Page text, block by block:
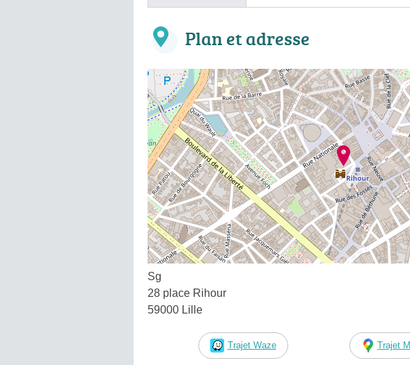
Plan et adresse
Sg
28 place Rihour
59000 Lille
Trajet Waze Trajet